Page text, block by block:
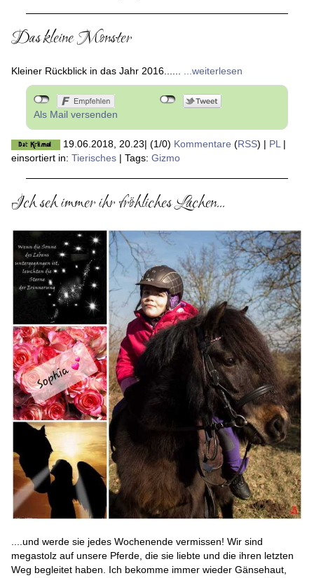
Das kleine Monster
Kleiner Rückblick in das Jahr 2016...... ...weiterlesen
Als Mail versenden
19.06.2018, 20.23| (1/0) Kommentare (RSS) | PL|
einsortiert in: Tierisches | Tags: Gizmo
Ich seh immer ihr fröhliches Lachen...
....und werde sie jedes Wochenende vermissen! Wir sind
megastolz auf unsere Pferde, die sie liebte und die ihren letzten
Weg begleitet haben. Ich bekomme immer wieder Gänsehaut,